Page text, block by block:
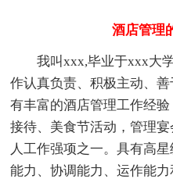
酒店管理
我叫xxx,毕业于xxx大
作认真负责、积极主动、
有丰富的酒店管理工作经
接待、美食节活动，管理
人工作强项之一。具有高
能力、协调能力、运作能